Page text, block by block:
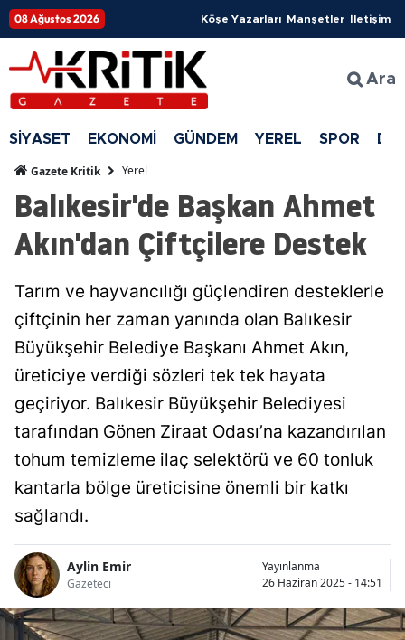
08 Ağustos 2026 Köşe Yazarları Manşetler İletişim
Ara
SİYASET EKONOMİ GÜNDEM YEREL SPOR
Gazete Kritik Yerel
Balıkesir'de Başkan Ahmet
Akın'dan Çiftçilere Destek
Tarım ve hayvancılığı güçlendiren desteklerle
çiftçinin her zaman yanında olan Balıkesir
Büyükşehir Belediye Başkanı Ahmet Akın,
üreticiye verdiği sözleri tek tek hayata
geçiriyor. Balıkesir Büyükşehir Belediyesi
tarafından Gönen Ziraat Odası’na kazandırılan
tohum temizleme ilaç selektörü ve 60 tonluk
kantarla bölge üreticisine önemli bir katkı
sağlandı.
Aylin Emir
Gazeteci
Yayınlanma
26 Haziran 2025 - 14:51